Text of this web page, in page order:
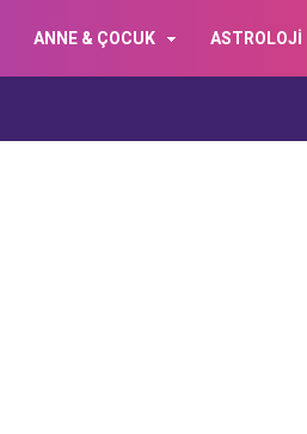
ANNE & ÇOCUK ASTROLOJİ